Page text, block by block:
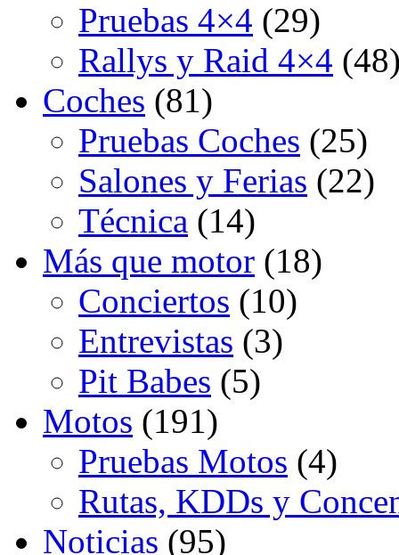
Pruebas 4×4 (29)
Rallys y Raid 4×4
Coches (81)
Pruebas Coches (25)
Salones y Ferias (22)
Técnica (14)
Más que motor (18)
Conciertos (10)
Entrevistas (3)
Pit Babes (5)
Motos (191)
Pruebas Motos (4)
Rutas, KDDs y
Noticias (95)